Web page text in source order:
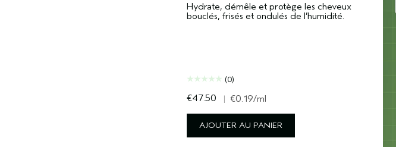
Hydrate, démêle et protège les cheveux
bouclés, frisés et ondulés de l’humidité.
(0)
€47.50 | €0.19/ml
AJOUTER AU PANIER